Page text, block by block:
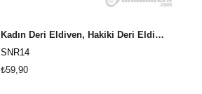
Kadın Deri Eldiven, Hakiki Deri Eldiven Bayan SNR14
SNR14
₺59,90